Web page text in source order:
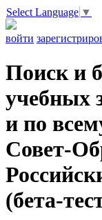
Select Language ▼
войти
Поиск и
учебных
и по
Совет-
(бета-